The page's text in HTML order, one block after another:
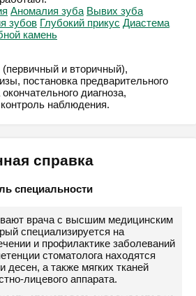
Аномалия зуба Вывих зуба
зубов Глубокий прикус Диастема
камень
и вторичный),
постановка предварительного
диагноза,
наблюдения.
справка
специальности
врача с высшим медицинским
специализируется на
и профилактике заболеваний
стоматолога находятся
десен, а также мягких тканей
лицевого аппарата.